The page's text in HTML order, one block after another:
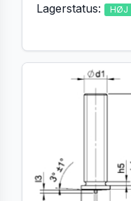
Lagerstatus: HØJ